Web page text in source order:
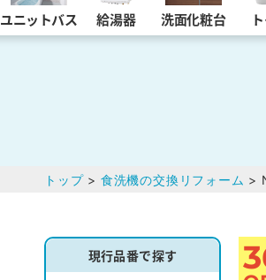
ユニットバス 給湯器 洗面化粧台
トップ> 食洗機の交換リフォーム >
現行品番で探す